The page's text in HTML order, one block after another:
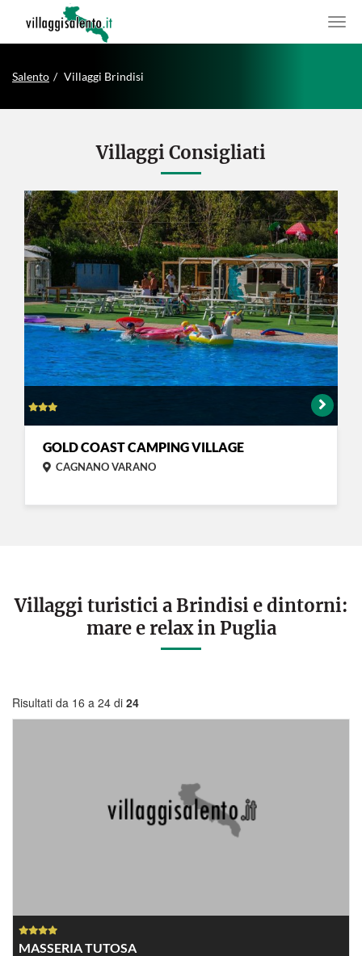
Salento Villaggi Brindisi
Villaggi Consigliati
GOLD COAST CAMPING VILLAGE
CAGNANO VARANO
Villaggi turistici a Brindisi e dintorni:
mare e relax in Puglia
Risultati da 16 a 24 di 24
MASSERIA TUTOSA